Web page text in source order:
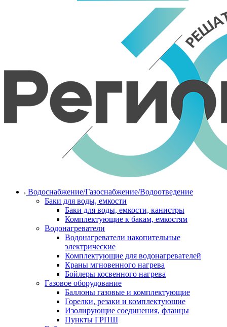
Водоснабжение/Газоснабжение/Водоотведение
Баки для воды, емкости
Баки для воды, емкости, канистры
Комплектующие к бакам, емкостям
Водонагреватели
Водонагреватели накопительные
электрические
Комплектующие для водонагревателей
Краны мгновенного нагрева
Бойлеры косвенного нагрева
Газовое оборудование
Баллоны газовые и комплектующие
Горелки, резаки и комплектующие
Изолирующие соединения, фланцы
Пункты ГРПШ